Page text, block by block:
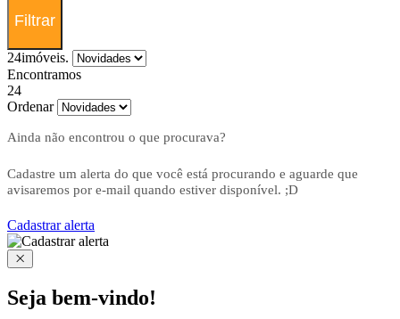
Filtrar
24imóveis.
Encontramos
24
Ordenar
Ainda não encontrou o que procurava?
Cadastre um alerta do que você está procurando e aguarde que
avisaremos por e-mail quando estiver disponível. ;D
Cadastrar alerta
Seja bem-vindo!